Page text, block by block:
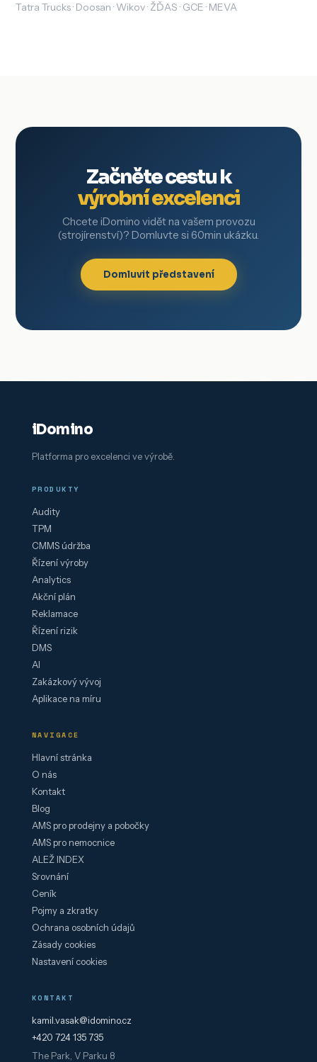
Tatra Trucks · Doosan · Wikov · ŽĎAS · GCE · MEVA
Začněte cestu k
výrobní excelenci
Chcete iDomino vidět na vašem provozu
(strojírenství)? Domluvte si 60min ukázku.
Domluvit představení
iDomino
Platforma pro excelenci ve výrobě.
PRODUKTY
Audity
TPM
CMMS údržba
Řízení výroby
Analytics
Akční plán
Reklamace
Řízení rizik
DMS
AI
Zakázkový vývoj
Aplikace na míru
NAVIGACE
Hlavní stránka
O nás
Kontakt
Blog
AMS pro prodejny a pobočky
AMS pro nemocnice
ALEŽ INDEX
Srovnání
Ceník
Pojmy a zkratky
Ochrana osobních údajů
Zásady cookies
Nastavení cookies
KONTAKT
kamil.vasak@idomino.cz
+420 724 135 735
The Park, V Parku 8